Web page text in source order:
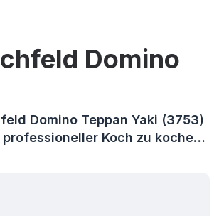
Domino
Domino Teppan Yaki (3753)
Koch zu koche…